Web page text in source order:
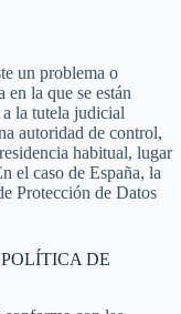
un problema o
la que se están
a la tutela judicial
autoridad de control,
habitual, lugar
el caso de España, la
Protección de Datos
DE